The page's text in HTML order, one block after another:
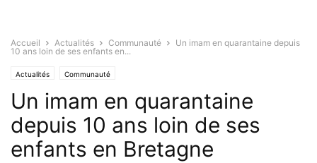
Accueil Actualités Communauté
Un imam en quarantaine depuis
10 ans loin de ses enfants en...
Actualités Communauté
Un imam en quarantaine
depuis 10 ans loin de ses
enfants en Bretagne